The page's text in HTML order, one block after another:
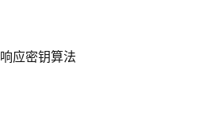
响应密钥算法